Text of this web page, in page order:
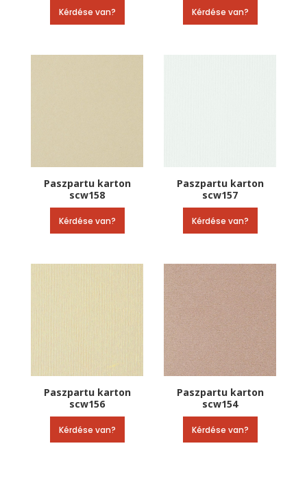
Kérdése van? Kérdése van?
Paszpartu karton
scw158
Kérdése van?
Paszpartu karton
scw157
Kérdése van?
Paszpartu karton
scw156
Kérdése van?
Paszpartu karton
scw154
Kérdése van?